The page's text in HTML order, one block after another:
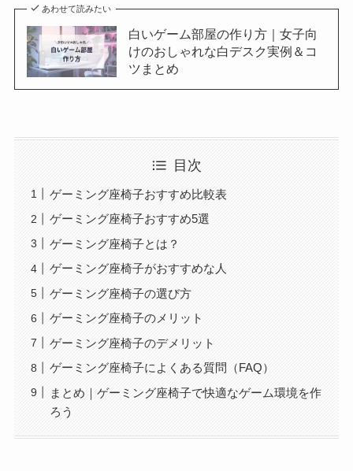
あわせて読みたい
白いゲーム部屋の作り方｜女子向
けのおしゃれな白デスク実例＆コ
ツまとめ
目次
ゲーミング座椅子おすすめ比較表
ゲーミング座椅子おすすめ5選
ゲーミング座椅子とは？
ゲーミング座椅子がおすすめな人
ゲーミング座椅子の選び方
ゲーミング座椅子のメリット
ゲーミング座椅子のデメリット
ゲーミング座椅子によくある質問（FAQ）
まとめ｜ゲーミング座椅子で快適なゲーム環境を作
ろう